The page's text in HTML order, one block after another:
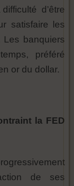
d’être
satisfaire les
Les banquiers
préféré
or du dollar.
la FED
de ses